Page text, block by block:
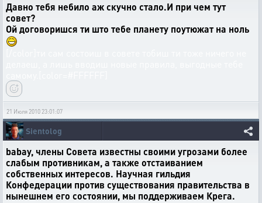
Давно тебя небило аж скучно стало.И при чем тут
совет?
Ой договоришся ти што тебе планету поутюжат на ноль
21 Июля 2010 23:01:07
Sientolog
babay, члены Совета известны своими угрозами более
слабым противникам, а также отстаиванием
собственных интересов. Научная гильдия
Конфедерации против существования правительства в
нынешнем его состоянии, мы поддерживаем Крега.